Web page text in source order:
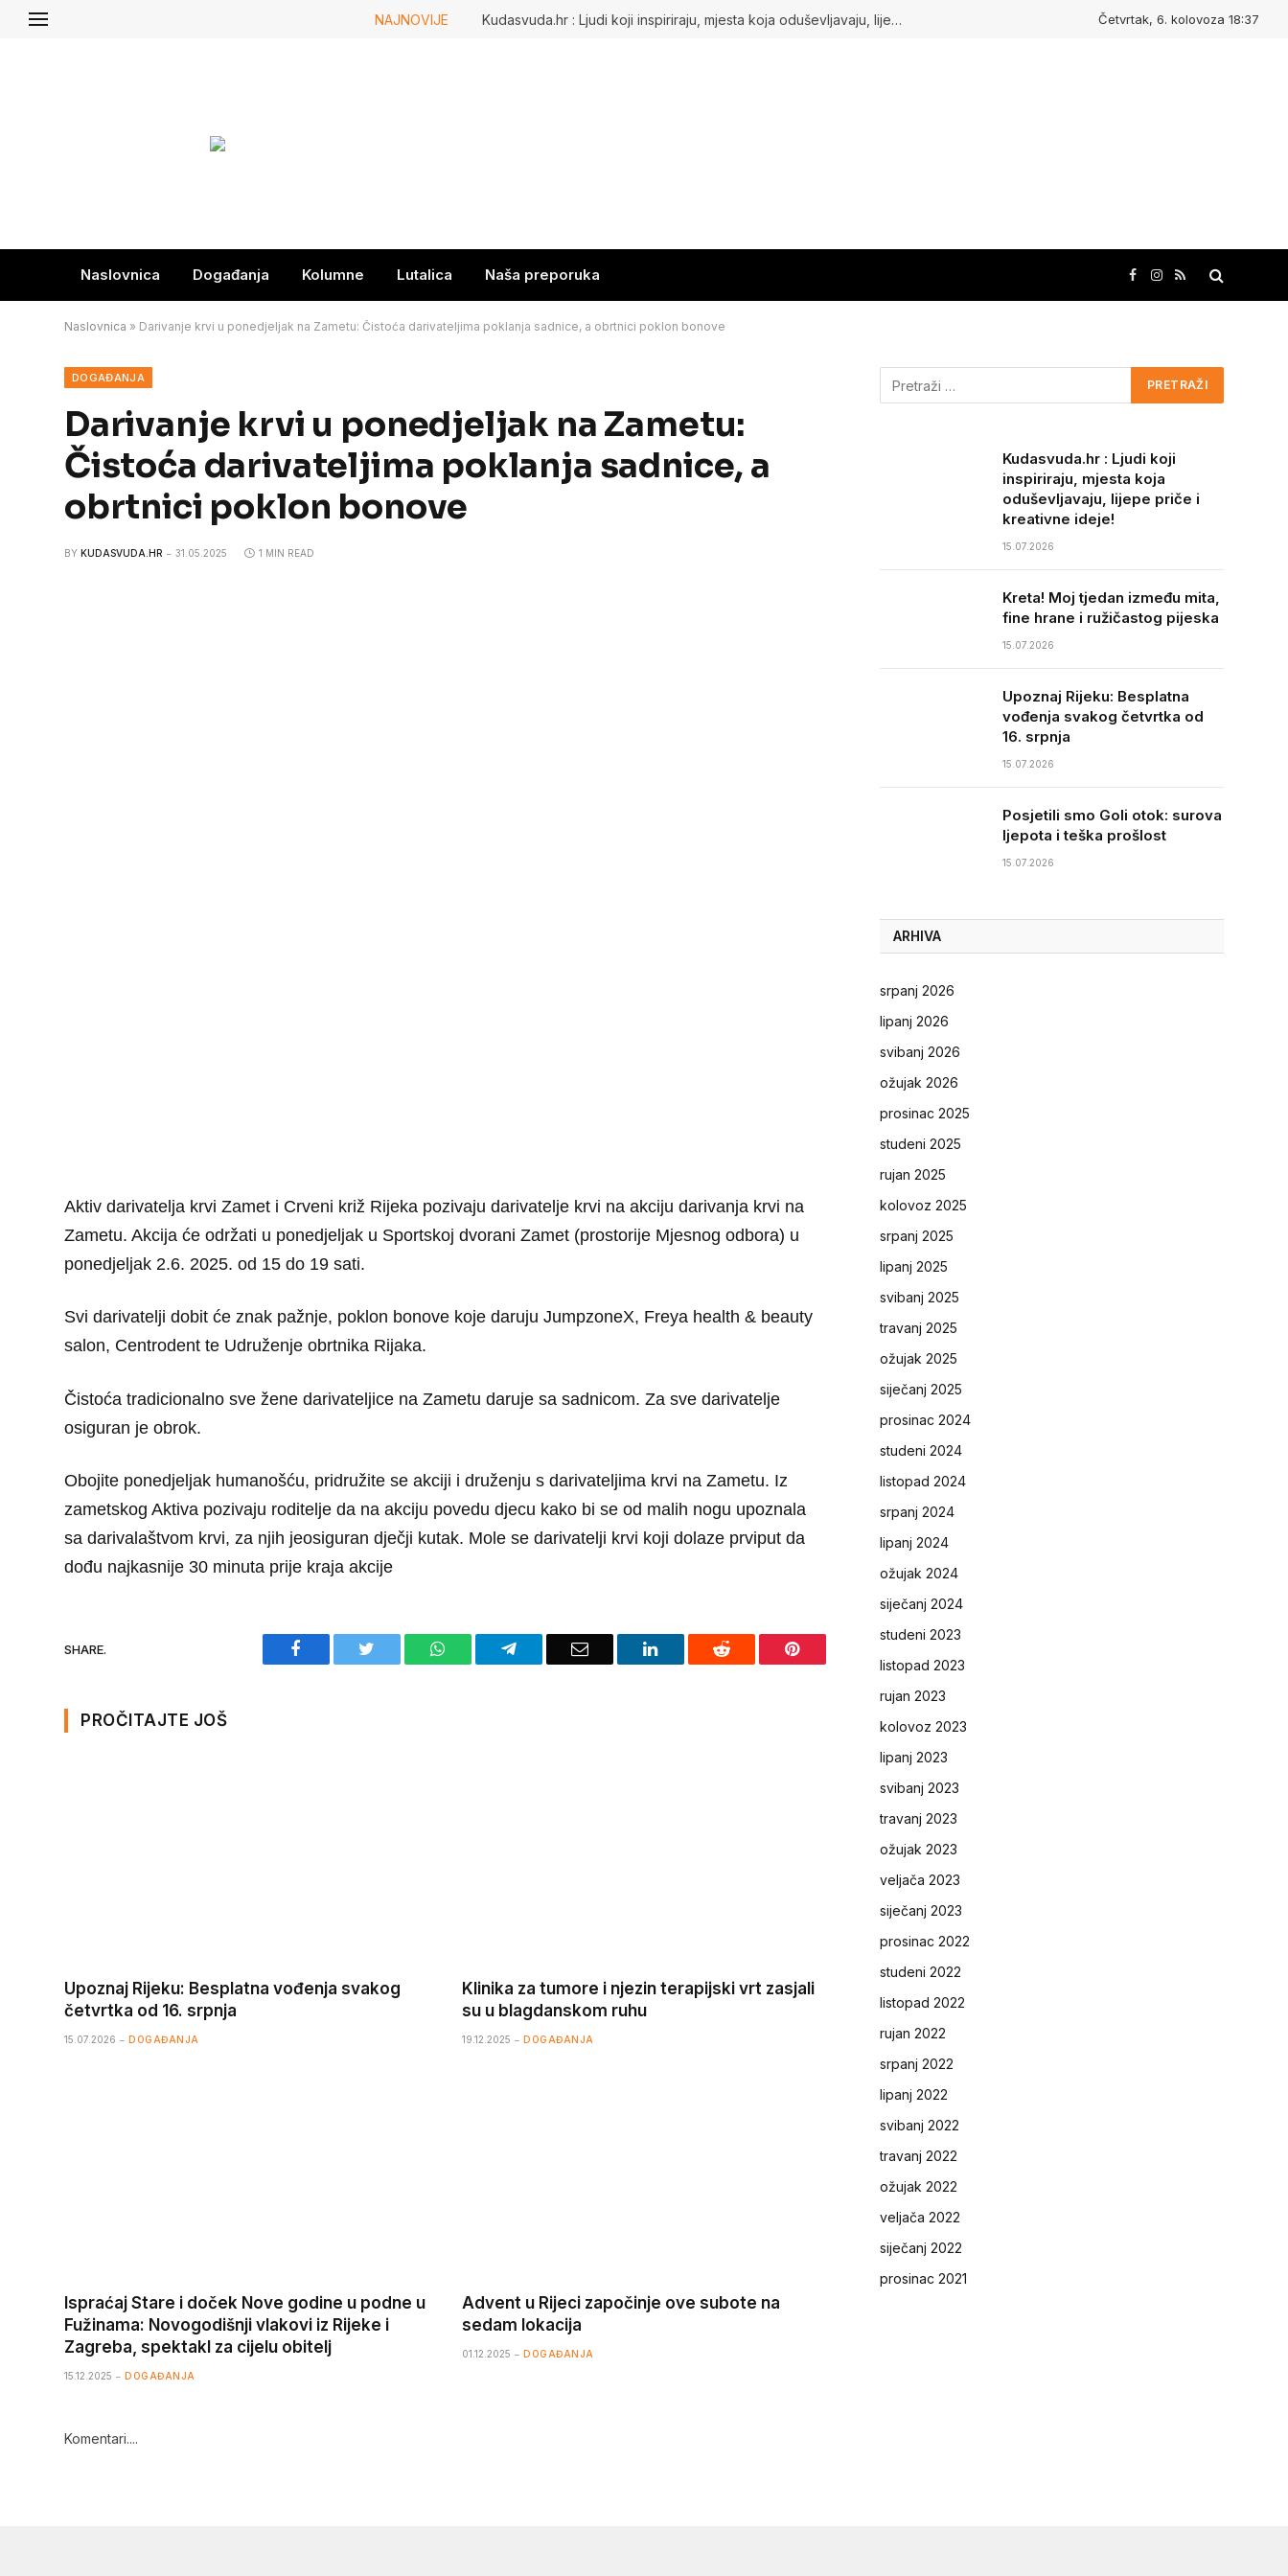
NAJNOVIJE Kudasvuda.hr : Ljudi koji inspiriraju, mjesta koja oduševljavaju, lijepe priče i kreativne ideje! Četvrtak, 6. kolovoza 18:37
Naslovnica Događanja Kolumne Lutalica Naša preporuka Facebook
Instagram
RSS
Naslovnica » Darivanje krvi u ponedjeljak na Zametu: Čistoća darivateljima poklanja sadnice, a obrtnici poklon bonove
DOGAĐANJA
Darivanje krvi u ponedjeljak na Zametu:
Čistoća darivateljima poklanja sadnice, a
obrtnici poklon bonove
BY KUDASVUDA.HR 31.05.2025 1 MIN READ
Aktiv darivatelja krvi Zamet i Crveni križ Rijeka pozivaju darivatelje krvi na akciju darivanja krvi na
Zametu. Akcija će održati u ponedjeljak u Sportskoj dvorani Zamet (prostorije Mjesnog odbora) u
ponedjeljak 2.6. 2025. od 15 do 19 sati.
Svi darivatelji dobit će znak pažnje, poklon bonove koje daruju JumpzoneX, Freya health & beauty
salon, Centrodent te Udruženje obrtnika Rijaka.
Čistoća tradicionalno sve žene darivateljice na Zametu daruje sa sadnicom. Za sve darivatelje
osiguran je obrok.
Obojite ponedjeljak humanošću, pridružite se akciji i druženju s darivateljima krvi na Zametu. Iz
zametskog Aktiva pozivaju roditelje da na akciju povedu djecu kako bi se od malih nogu upoznala
sa darivalaštvom krvi, za njih jeosiguran dječji kutak. Mole se darivatelji krvi koji dolaze prviput da
dođu najkasnije 30 minuta prije kraja akcije
SHARE. Facebook WhatsAppTelegram Email LinkedIn Reddit Pinterest
PROČITAJTE JOŠ
Upoznaj Rijeku: Besplatna vođenja svakog
četvrtka od 16. srpnja
15.07.2026 DOGAĐANJA
Klinika za tumore i njezin terapijski vrt zasjali
su u blagdanskom ruhu
19.12.2025 DOGAĐANJA
Ispraćaj Stare i doček Nove godine u podne u
Fužinama: Novogodišnji vlakovi iz Rijeke i
Zagreba, spektakl za cijelu obitelj
15.12.2025 DOGAĐANJA
Advent u Rijeci započinje ove subote na
sedam lokacija
01.12.2025 DOGAĐANJA
Komentari....
Kudasvuda.hr : Ljudi koji
inspiriraju, mjesta koja
oduševljavaju, lijepe priče i
kreativne ideje!
15.07.2026
Kreta! Moj tjedan između mita,
fine hrane i ružičastog pijeska
15.07.2026
Upoznaj Rijeku: Besplatna
vođenja svakog četvrtka od
16. srpnja
15.07.2026
Posjetili smo Goli otok: surova
ljepota i teška prošlost
15.07.2026
ARHIVA
srpanj 2026
lipanj 2026
svibanj 2026
ožujak 2026
prosinac 2025
studeni 2025
rujan 2025
kolovoz 2025
srpanj 2025
lipanj 2025
svibanj 2025
travanj 2025
ožujak 2025
siječanj 2025
prosinac 2024
studeni 2024
listopad 2024
srpanj 2024
lipanj 2024
ožujak 2024
siječanj 2024
studeni 2023
listopad 2023
rujan 2023
kolovoz 2023
lipanj 2023
svibanj 2023
travanj 2023
ožujak 2023
veljača 2023
siječanj 2023
prosinac 2022
studeni 2022
listopad 2022
rujan 2022
srpanj 2022
lipanj 2022
svibanj 2022
travanj 2022
ožujak 2022
veljača 2022
siječanj 2022
prosinac 2021